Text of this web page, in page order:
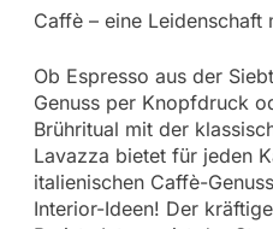
Caffè – eine Leidenschaft
Ob Espresso aus der
Genuss per Knopfdruck
Brühritual mit der
Lavazza bietet für jeden
italienischen Caffè-
Interior-Ideen! Der